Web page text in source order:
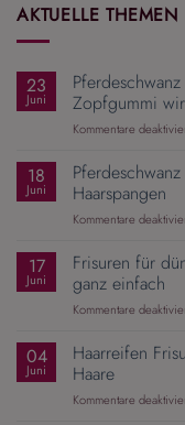
AKTUELLE THEMEN
23
Juni
Zopfgummi
Kommentare
18
Juni
Haarspangen
Kommentare
17
Juni
Frisuren für
ganz einfach
Kommentare
04
Juni
Haarreifen
Haare
Kommentare